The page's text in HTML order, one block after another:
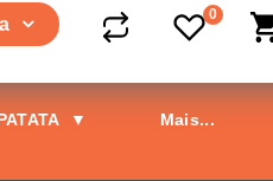
0
▼
Mais...